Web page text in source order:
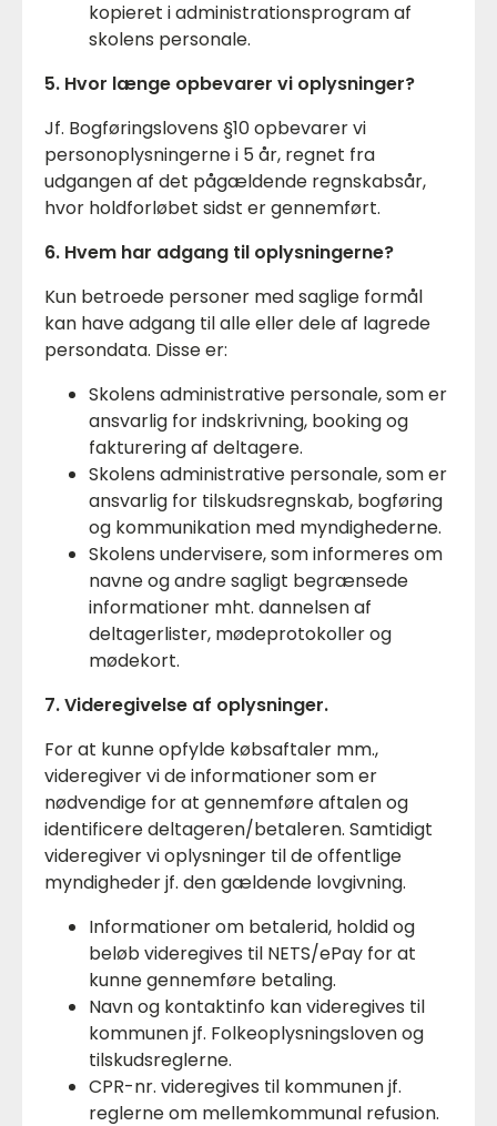
kopieret i administrationsprogram af
skolens personale.
5. Hvor længe opbevarer vi oplysninger?
Jf. Bogføringslovens §10 opbevarer vi
personoplysningerne i 5 år, regnet fra
udgangen af det pågældende regnskabsår,
hvor holdforløbet sidst er gennemført.
6. Hvem har adgang til oplysningerne?
Kun betroede personer med saglige formål
kan have adgang til alle eller dele af lagrede
persondata. Disse er:
Skolens administrative personale, som er
ansvarlig for indskrivning, booking og
fakturering af deltagere.
Skolens administrative personale, som er
ansvarlig for tilskudsregnskab, bogføring
og kommunikation med myndighederne.
Skolens undervisere, som informeres om
navne og andre sagligt begrænsede
informationer mht. dannelsen af
deltagerlister, mødeprotokoller og
mødekort.
7. Videregivelse af oplysninger.
For at kunne opfylde købsaftaler mm.,
videregiver vi de informationer som er
nødvendige for at gennemføre aftalen og
identificere deltageren/betaleren. Samtidigt
videregiver vi oplysninger til de offentlige
myndigheder jf. den gældende lovgivning.
Informationer om betalerid, holdid og
beløb videregives til NETS/ePay for at
kunne gennemføre betaling.
Navn og kontaktinfo kan videregives til
kommunen jf. Folkeoplysningsloven og
tilskudsreglerne.
CPR-nr. videregives til kommunen jf.
reglerne om mellemkommunal refusion.